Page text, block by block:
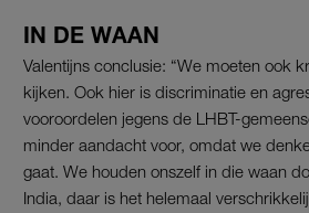
IN DE WAAN
Valentijns conclusie: “We moeten ook
kijken. Ook hier is discriminatie en
vooroordelen jegens de LHBT-
minder aandacht voor, omdat we
gaat. We houden onszelf in die waan
India, daar is het helemaal